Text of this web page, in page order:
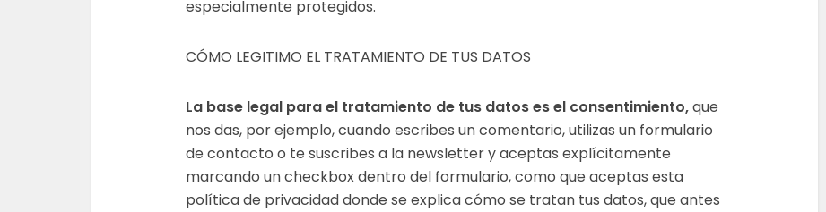
especialmente protegidos.
CÓMO LEGITIMO EL TRATAMIENTO DE TUS DATOS
La base legal para el tratamiento de tus datos es el consentimiento,que
nos das, por ejemplo, cuando escribes un comentario, utilizas un formulario
de contacto o te suscribes a la newsletter y aceptas explícitamente
marcando un checkbox dentro del formulario, como que aceptas esta
política de privacidad donde se explica cómo se tratan tus datos, que antes